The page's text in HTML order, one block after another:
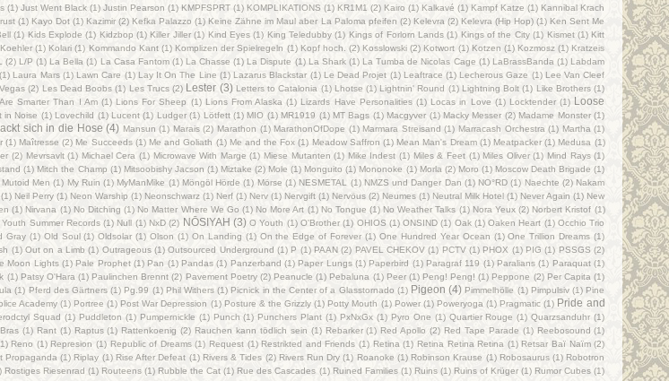
(1) Just Went Black (1) Justin Pearson (1) KMPFSPRT (1) KOMPLIKATIONS (1) KR1M1 (2) Kairo (1) Kalkavé (1) Kampf Katze (1) Kannibal Krach
(1) Kayo Dot (1) Kazimir (2) Kefka Palazzo (1) Keine Zähne im Maul aber La Paloma pfeifen (2) Kelevra (2) Kelevra (Hip Hop) (1) Ken Sent Me
(1) Kids Explode (1) Kidzbop (1) Killer Jiller (1) Kind Eyes (1) King Teledubby (1) Kings of Forlorn Lands (1) Kings of the City (1) Kismet (1) Kitt
Koehler (1) Kolari (1) Kommando Kant (1) Komplizen der Spielregeln (1) Kopf hoch. (2) Kosslowski (2) Kotwort (1) Kotzen (1) Kozmosz (1) Kratzeis
(2) L/P‎ (1) La Bella (1) La Casa Fantom (1) La Chasse (1) La Dispute (1) La Shark (1) La Tumba de Nicolas Cage (1) LaBrassBanda (1) Labdam
(1) Laura Mars (1) Lawn Care (1) Lay It On The Line (1) Lazarus Blackstar (1) Le Dead Projet (1) Leaftrace (1) Lecherous Gaze (1) Lee Van Cleef
(2) Les Dead Boobs (1) Les Trucs (2) Lester (3) Letters to Catalonia (1) Lhotse (1) Lightnin' Round (1) Lightning Bolt (1) Like Brothers (1)
Smarter Than I Am (1) Lions For Sheep (1) Lions From Alaska (1) Lizards Have Personalities (1) Locas in Love (1) Locktender (1) Loose
in Noise (1) Lovechild (1) Lucent (1) Ludger (1) Lötfett (1) MIO (1) MR1919 (1) MT Bags (1) Macgyver (1) Macky Messer (2) Madame Monster (1)
sich in die Hose (4) Mansun (1) Marais (2) Marathon (1) MarathonOfDope (1) Marmara Streisand (1) Marracash Orchestra (1) Martha (1)
(1) Maîtresse (2) Me Succeeds (1) Me and Goliath (1) Me and the Fox (1) Meadow Saffron (1) Mean Man's Dream (1) Meatpacker (1) Medusa (1)
(2) Mevrsavlt (1) Michael Cera (1) Microwave With Marge (1) Miese Mutanten (1) Mike Indest (1) Miles & Feet (1) Miles Oliver (1) Mind Rays (1)
(1) Mitch the Champ (1) Mitsoobishy Jacson (1) Miztake (2) Mole (1) Monguito (1) Mononoke (1) Morla (2) Moro (1) Moscow Death Brigade (1)
Mutoid Men (1) My Ruin (1) MyManMike (1) Möngöl Hörde (1) Mörse (1) NESMETAL (1) NMZS und Danger Dan (1) NO°RD (1) Naechte (2) Nakam
(1) Neil Perry (1) Neon Warship (1) Neonschwarz (1) Nerf (1) Nerv (1) Nervgift (1) Nervöus (2) Neumes (1) Neutral Milk Hotel (1) Never Again (1) New
(1) Nirvana (1) No Ditching (1) No Matter Where We Go (1) No More Art (1) No Tongue (1) No Weather Talks (1) Nora Yeux (2) Norbert Kristof (1)
Youth Summer Records (1) Null (1) NxD (2) NŌSIYAH (3) O Youth (1) O'Brother (1) OHIOS (1) ONSIND (1) Oak (1) Oaken Heart (1) Occhio Trio
Gray (1) Old Soul (1) Oldsolar (1) Olson (1) On Landing (1) On the Edge of Forever (1) One Hundred Year Ocean (1) One Trillion Dreams (1)
(1) Out on a Limb (1) Outrageous (1) Outsourced Underground (1) P (1) PAAN (2) PAVEL CHEKOV (1) PCTV (1) PHOX (1) PIG (1) PSSGS (2)
Moon Lights (1) Pale Prophet (1) Pan (1) Pandas (1) Panzerband (1) Paper Lungs (1) Paperbird (1) Paragraf 119 (1) Paralians (1) Paraquat (1)
(1) Patsy O'Hara (1) Paulinchen Brennt (2) Pavement Poetry (2) Peanucle (1) Pebaluna (1) Peer (1) Peng! Peng! (1) Peppone (2) Per Capita (1)
(1) Pferd des Gärtners (1) Pg.99 (1) Phil Withers (1) Picnick in the Center of a Glasstornado (1) Pigeon (4) Pimmelhölle (1) Pimpulsiv (1) Pine
Academy (1) Portree (1) Post War Depression (1) Posture & the Grizzly (1) Potty Mouth (1) Power (1) Poweryoga (1) Pragmatic (1) Pride and
Squad (1) Puddleton (1) Pumpernickle (1) Punch (1) Punchers Plant (1) PxNxGx (1) Pyro One (1) Quartier Rouge (1) Quarzsanduhr (1)
(1) Rant (1) Raptus (1) Rattenkoenig (2) Rauchen kann tödlich sein (1) Rebarker (1) Red Apollo (2) Red Tape Parade (1) Reebosound (1)
Reno (1) Represion (1) Republic of Dreams (1) Request (1) Restrikted and Friends (1) Retina (1) Retina Retina Retina (1) Retsar Baï Naïm (2)
Propaganda (1) Riplay (1) Rise After Defeat (1) Rivers & Tides (2) Rivers Run Dry (1) Roanoke (1) Robinson Krause (1) Robosaurus (1) Robotron
Rostiges Riesenrad (1) Routeens (1) Rubble the Cat (1) Rue des Cascades (1) Ruined Families (1) Ruins (1) Ruins of Krüger (1) Rumor Cubes (1)